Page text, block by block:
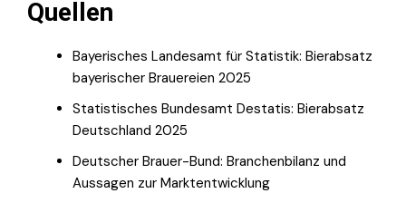
Quellen
Bayerisches Landesamt für Statistik: Bierabsatz
bayerischer Brauereien 2025
Statistisches Bundesamt Destatis: Bierabsatz
Deutschland 2025
Deutscher Brauer-Bund: Branchenbilanz und
Aussagen zur Marktentwicklung